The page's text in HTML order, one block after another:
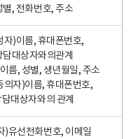
별, 전화번호, 주소
자)이름, 휴대폰번호,
담대상자와의관계
름, 성별, 생년월일, 주소
의자)이름, 휴대폰번호,
대상자와의 관계
)유선전화번호, 이메일